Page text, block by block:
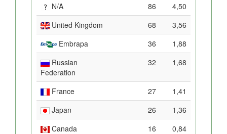
N/A
86
4,50
United Kingdom
68
3,56
Embrapa
36
1,88
Russian
Federation
32 1,68
France 27
1,41
Japan
26
1,36
Canada
16
0,84